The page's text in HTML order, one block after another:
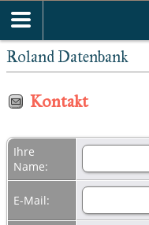
Roland Datenbank
Kontakt
Ihre
Name:
E-Mail: